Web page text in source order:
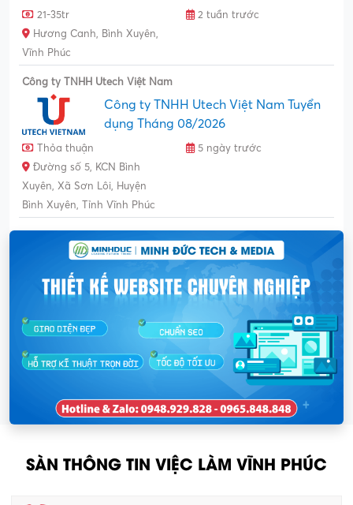
21-35tr
2 tuần trước
Hương Canh, Bình Xuyên,
Vĩnh Phúc
Công ty TNHH Utech Việt Nam
Công ty TNHH Utech Việt Nam Tuyển
dụng Tháng 08/2026
Thỏa thuận
5 ngày trước
Đường số 5, KCN Bình
Xuyên, Xã Sơn Lôi, Huyện
Bình Xuyên, Tỉnh Vĩnh Phúc
SÀN THÔNG TIN VIỆC LÀM VĨNH PHÚC